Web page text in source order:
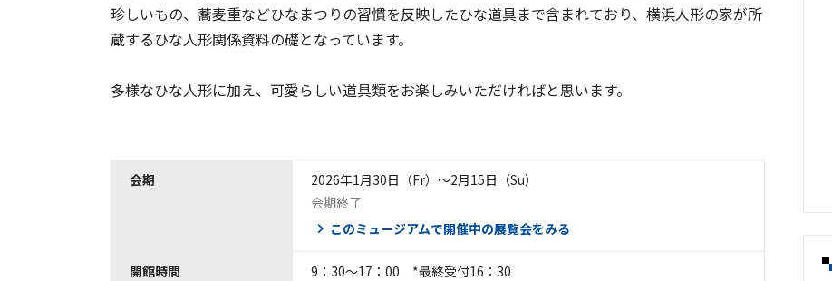
珍しいもの、蕎麦重などひなまつりの習慣を反映したひな道具まで含まれており、横浜人形の家が所
蔵するひな人形関係資料の礎となっています。
多様なひな人形に加え、可愛らしい道具類をお楽しみいただければと思います。
会期
2026年1月30日（Fr）〜2月15日（Su）
会期終了
このミュージアムで開催中の展覧会をみる
開館時間 9：30～17：00 *最終受付16：30